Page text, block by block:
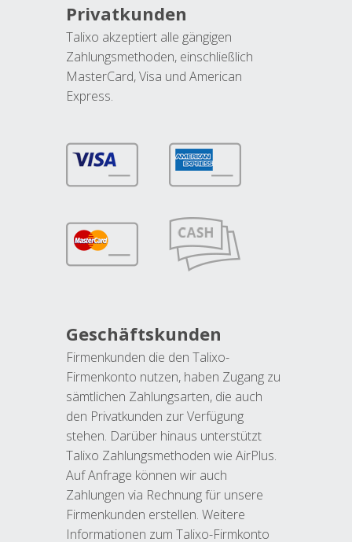
Privatkunden
Talixo akzeptiert alle gängigen
Zahlungsmethoden, einschließlich
MasterCard, Visa und American
Express.
Geschäftskunden
Firmenkunden die den Talixo-
Firmenkonto nutzen, haben Zugang zu
sämtlichen Zahlungsarten, die auch
den Privatkunden zur Verfügung
stehen. Darüber hinaus unterstützt
Talixo Zahlungsmethoden wie AirPlus.
Auf Anfrage können wir auch
Zahlungen via Rechnung für unsere
Firmenkunden erstellen. Weitere
Informationen zum Talixo-Firmkonto